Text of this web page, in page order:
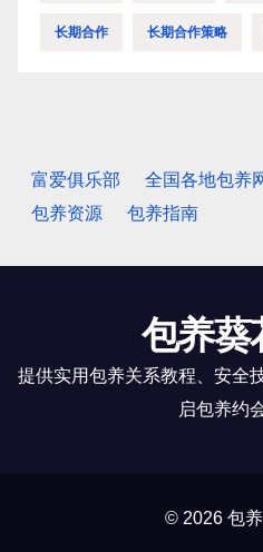
长期合作 长期合作策略
富爱俱乐部 全国各地包养
包养资源
包养指南
包养葵
提供实用包养关系教程、安全
启包养约
© 2026 包